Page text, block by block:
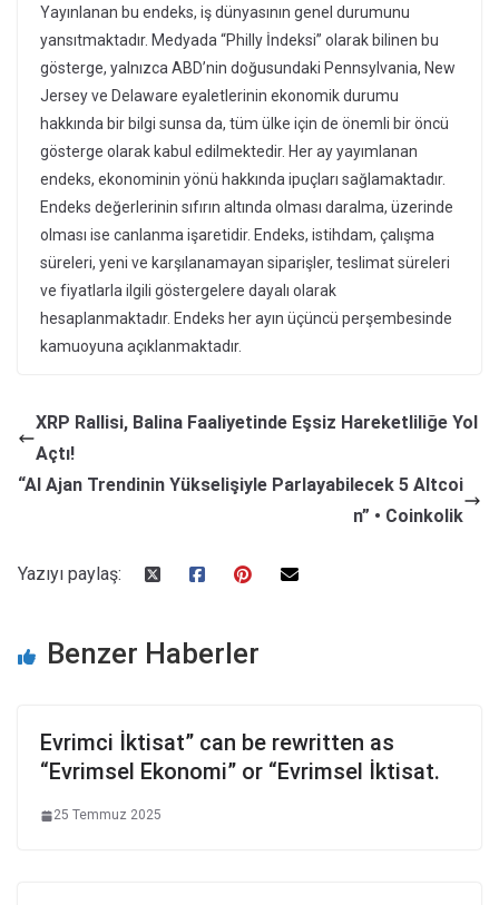
Yayınlanan bu endeks, iş dünyasının genel durumunu
yansıtmaktadır. Medyada “Philly İndeksi” olarak bilinen bu
gösterge, yalnızca ABD’nin doğusundaki Pennsylvania, New
Jersey ve Delaware eyaletlerinin ekonomik durumu
hakkında bir bilgi sunsa da, tüm ülke için de önemli bir öncü
gösterge olarak kabul edilmektedir. Her ay yayımlanan
endeks, ekonominin yönü hakkında ipuçları sağlamaktadır.
Endeks değerlerinin sıfırın altında olması daralma, üzerinde
olması ise canlanma işaretidir. Endeks, istihdam, çalışma
süreleri, yeni ve karşılanamayan siparişler, teslimat süreleri
ve fiyatlarla ilgili göstergelere dayalı olarak
hesaplanmaktadır. Endeks her ayın üçüncü perşembesinde
kamuoyuna açıklanmaktadır.
XRP Rallisi, Balina Faaliyetinde Eşsiz Hareketliliğe Yol
Açtı!
“AI Ajan Trendinin Yükselişiyle Parlayabilecek 5 Altcoi
n” • Coinkolik
Yazıyı paylaş:
Benzer Haberler
Evrimci İktisat” can be rewritten as
“Evrimsel Ekonomi” or “Evrimsel İktisat.
25 Temmuz 2025